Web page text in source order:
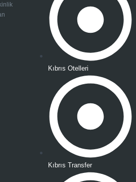
Kıbrıs Otelleri
Kıbrıs Transfer